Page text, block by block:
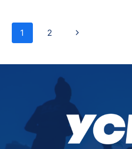
LẠNH
NGHIỆM
BUSAN
Page
navigation
1 2
Next